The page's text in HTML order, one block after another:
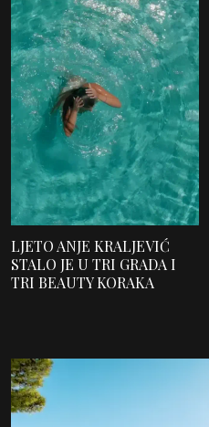
LJETO ANJE KRALJEVIĆ
STALO JE U TRI GRADA I
TRI BEAUTY KORAKA